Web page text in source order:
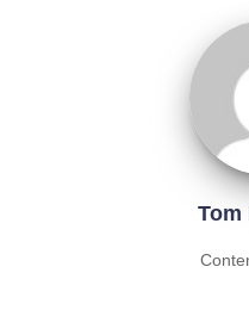
Tom